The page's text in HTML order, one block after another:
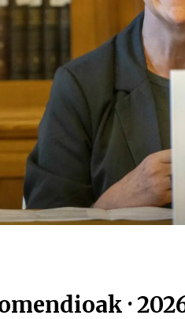
Arrosa
2021/10/13
Arrosari
·